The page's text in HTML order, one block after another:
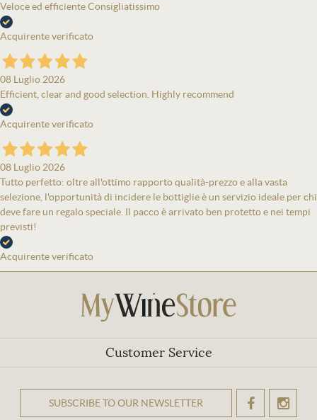
Veloce ed efficiente Consigliatissimo
Acquirente verificato
08 Luglio 2026
Efficient, clear and good selection. Highly recommend
Acquirente verificato
08 Luglio 2026
Tutto perfetto: oltre all'ottimo rapporto qualità-prezzo e alla vasta
selezione, l'opportunità di incidere le bottiglie è un servizio ideale per chi
deve fare un regalo speciale. Il pacco è arrivato ben protetto e nei tempi
previsti!
Acquirente verificato
Customer Service
SUBSCRIBE TO OUR NEWSLETTER